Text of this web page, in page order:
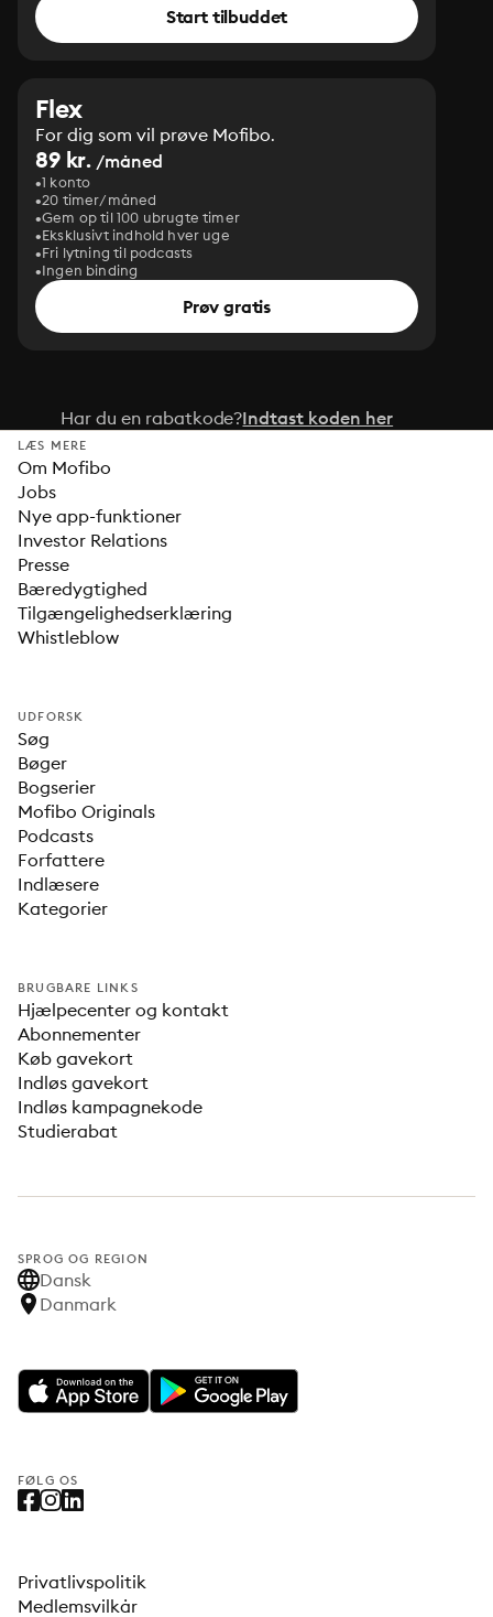
Start tilbuddet
Flex
For dig som vil prøve Mofibo.
89 kr. /måned
1 konto
20 timer/måned
Gem op til 100 ubrugte timer
Eksklusivt indhold hver uge
Fri lytning til podcasts
Ingen binding
Prøv gratis
Har du en rabatkode?Indtast koden her
LÆS MERE
Om Mofibo
Jobs
Nye app-funktioner
Investor Relations
Presse
Bæredygtighed
Tilgængelighedserklæring
Whistleblow
UDFORSK
Søg
Bøger
Bogserier
Mofibo Originals
Podcasts
Forfattere
Indlæsere
Kategorier
BRUGBARE LINKS
Hjælpecenter og kontakt
Abonnementer
Køb gavekort
Indløs gavekort
Indløs kampagnekode
Studierabat
SPROG OG REGION
Dansk
Danmark
FØLG OS
Privatlivspolitik
Medlemsvilkår